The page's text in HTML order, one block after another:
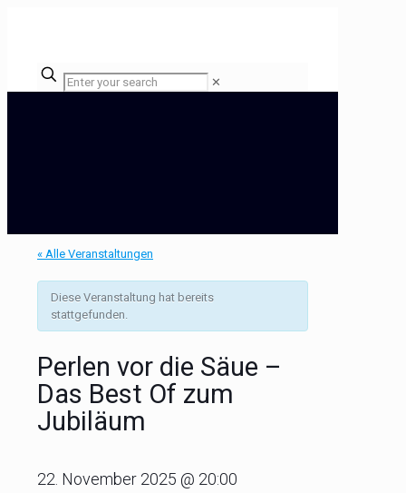
✕
« Alle Veranstaltungen
Diese Veranstaltung hat bereits
stattgefunden.
Perlen vor die Säue –
Das Best Of zum
Jubiläum
22. November 2025 @ 20:00